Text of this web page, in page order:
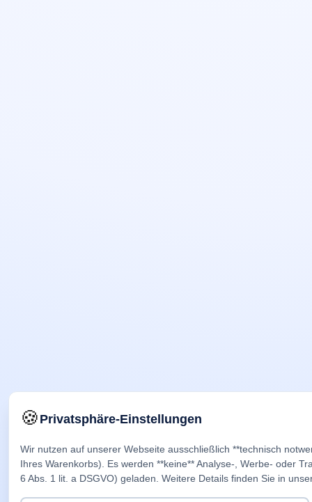
🍪Privatsphäre-Einstellungen
Wir nutzen auf unserer Webseite ausschließlich **technisch
Ihres Warenkorbs). Es werden **keine** Analyse-, Werbe- oder
6 Abs. 1 lit. a DSGVO) geladen. Weitere Details finden Sie in